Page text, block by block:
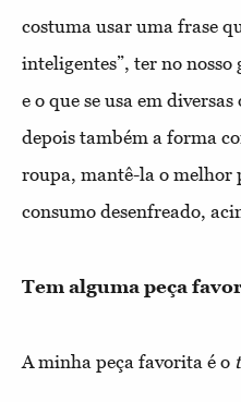
costuma usar uma frase
inteligentes”, ter no
e o que se usa em
depois também a forma
roupa, mantê-la o melhor
consumo desenfreado,
Tem alguma peça
A minha peça favorita é o